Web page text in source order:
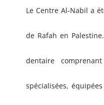
Le Centre Al-Nabil a
de Rafah en
dentaire
spécialisées,